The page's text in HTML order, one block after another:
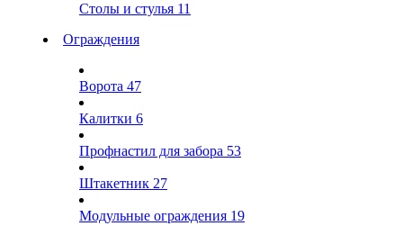
Столы и стулья 11
Ограждения
Ворота 47
Калитки 6
Профнастил для забора 53
Штакетник 27
Модульные ограждения 19